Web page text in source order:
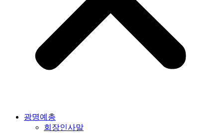
광명예총
회장인사말